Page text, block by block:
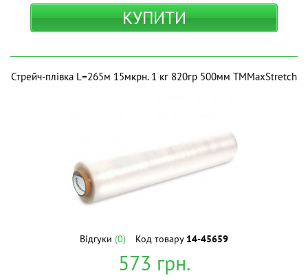
КУПИТИ
Стрейч-плівка L=265м 15мкрн. 1 кг 820гр 500мм ТМMaxStretch
Відгуки (0) Код товару 14-45659
573 грн.